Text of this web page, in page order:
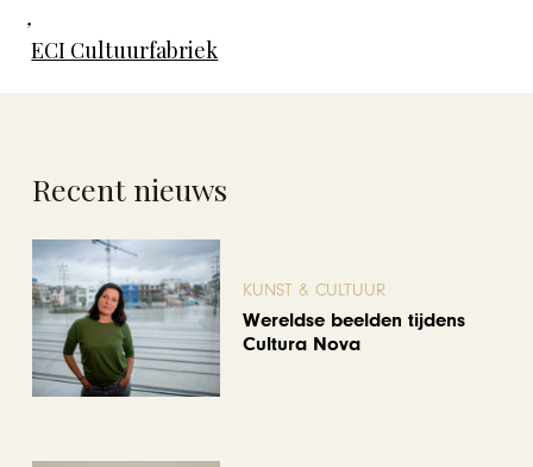
,
ECI Cultuurfabriek
Recent nieuws
KUNST & CULTUUR
Wereldse beelden tijdens
Cultura Nova